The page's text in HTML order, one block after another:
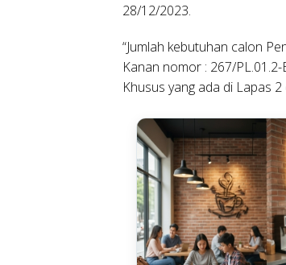
28/12/2023.
“Jumlah kebutuhan calon
Kanan nomor : 267/
Khusus yang ada di Lapas 2